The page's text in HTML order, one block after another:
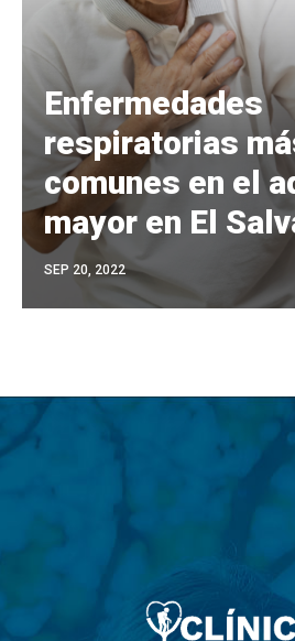
Enfermedades
respiratorias
comunes en el
mayor en El
SEP 20, 2022